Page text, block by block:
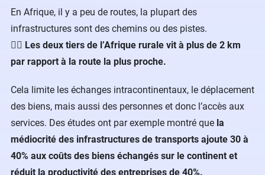
En Afrique, il y a peu de routes, la plupart des
infrastructures sont des chemins ou des pistes.
👉🏼 Les deux tiers de l’Afrique rurale vit à plus de 2 km
par rapport à la route la plus proche.
Cela limite les échanges intracontinentaux, le déplacement
des biens, mais aussi des personnes et donc l’accès aux
services. Des études ont par exemple montré que la
médiocrité des infrastructures de transports ajoute 30 à
40% aux coûts des biens échangés sur le continent et
réduit la productivité des entreprises de 40%.